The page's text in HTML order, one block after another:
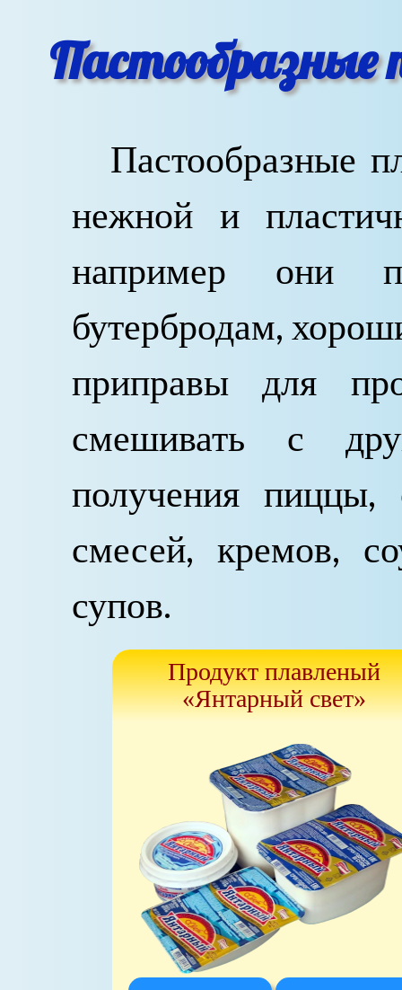
Пастообразные
Пастообразные
нежной и
например они
бутербродам,
приправы для
смешивать с
получения
смесей, кремов,
супов.
Продукт плавленый
«Янтарный свет»